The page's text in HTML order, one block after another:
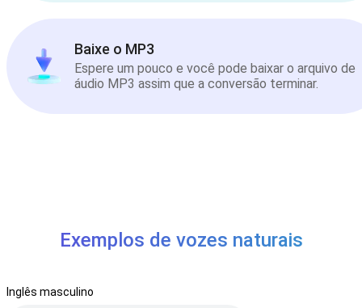
Baixe o MP3
Espere um pouco e você pode baixar o arquivo de
áudio MP3 assim que a conversão terminar.
Exemplos de vozes naturais
Inglês masculino